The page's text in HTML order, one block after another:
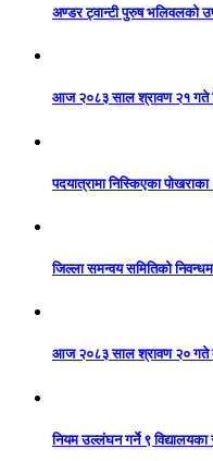
अण्डर ट्वान्टी पुरुष भलिवलको
आज २०८३ साल श्रावण २१ गते
पदयात्रामा निस्किएका पोखराका
जिल्ला समन्वय समितिको
आज २०८३ साल श्रावण २० गते
नियम उल्लंघन गर्ने ९ विद्यालयका